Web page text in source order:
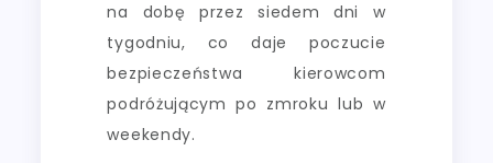
na dobę przez siedem dni w
tygodniu, co daje poczucie
bezpieczeństwa kierowcom
podróżującym po zmroku lub w
weekendy.